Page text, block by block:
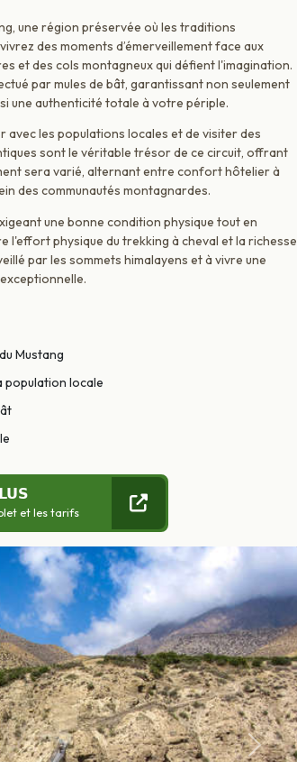
une région préservée où les traditions
des moments d’émerveillement face aux
et des cols montagneux qui défient l'imagination.
par mules de bât, garantissant non seulement
une authenticité totale à votre périple.
avec les populations locales et de visiter des
sont le véritable trésor de ce circuit, offrant
sera varié, alternant entre confort hôtelier à
des communautés montagnardes.
une bonne condition physique tout en
l'effort physique du trekking à cheval et la richesse
par les sommets himalayens et à vivre une
Mustang
population locale
et les tarifs
Suivant